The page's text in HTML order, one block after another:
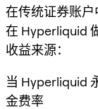
在传统证券账户
在 Hyperliquid
收益来源：
当 Hyperliquid
金费率